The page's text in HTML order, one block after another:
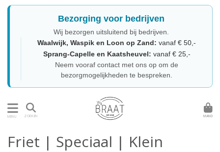
Bezorging voor bedrijven
Wij bezorgen uitsluitend bij bedrijven.
Waalwijk, Waspik en Loon op Zand: vanaf € 50,-
Sprang-Capelle en Kaatsheuvel: vanaf € 25,-
Neem vooraf contact met ons op om de
bezorgmogelijkheden te bespreken.
MENU ZOEKEN MAND
Friet | Speciaal | Klein